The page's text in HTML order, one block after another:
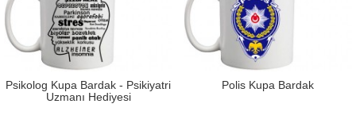
Psikolog Kupa Bardak - Psikiyatri
Uzmanı Hediyesi
Polis Kupa Bardak